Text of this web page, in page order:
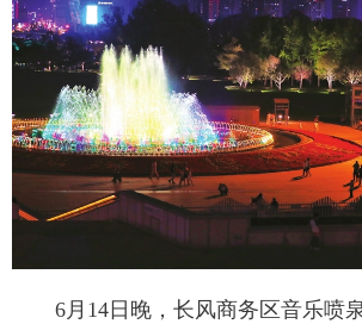
旅游 理财 政务
看天下 晋月读 最太
太原日报 太原晚报 热评
6月14日晚，长风商务区音乐喷泉